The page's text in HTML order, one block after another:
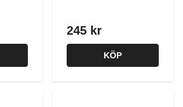
245 kr
KÖP